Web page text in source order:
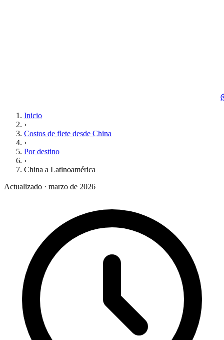
Inicio
›
Costos de flete desde China
›
Por destino
›
China a Latinoamérica
Actualizado · marzo de 2026